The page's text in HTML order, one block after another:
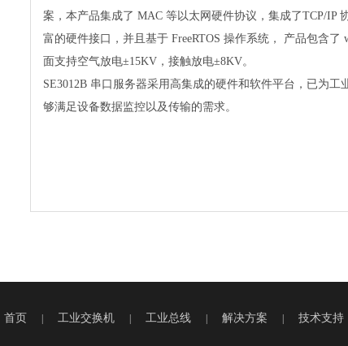
案，本产品集成了 MAC 等以太网硬件协议，集成了TCP/IP
富的硬件接口，并且基于 FreeRTOS 操作系统， 产品包含
面支持空气放电±15KV，接触放电±8KV。
SE3012B 串口服务器采用高集成的硬件和软件平台，已为
够满足设备数据监控以及传输的需求。
首页 工业交换机 工业总线 解决方案 技术支持